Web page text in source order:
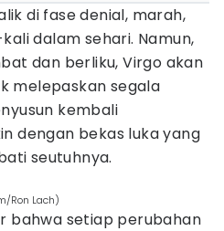
di fase denial, marah,
dalam sehari. Namun,
dan berliku, Virgo akan
melepaskan segala
kembali
dengan bekas luka yang
seutuhnya.
Ron Lach)
bahwa setiap perubahan